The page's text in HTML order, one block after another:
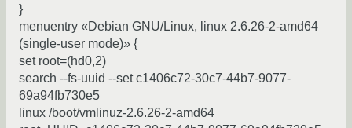
}
menuentry «Debian GNU/Linux, linux 2.6.26-2-amd64
(single-user mode)» {
set root=(hd0,2)
search --fs-uuid --set c1406c72-30c7-44b7-9077-
69a94fb730e5
linux /boot/vmlinuz-2.6.26-2-amd64